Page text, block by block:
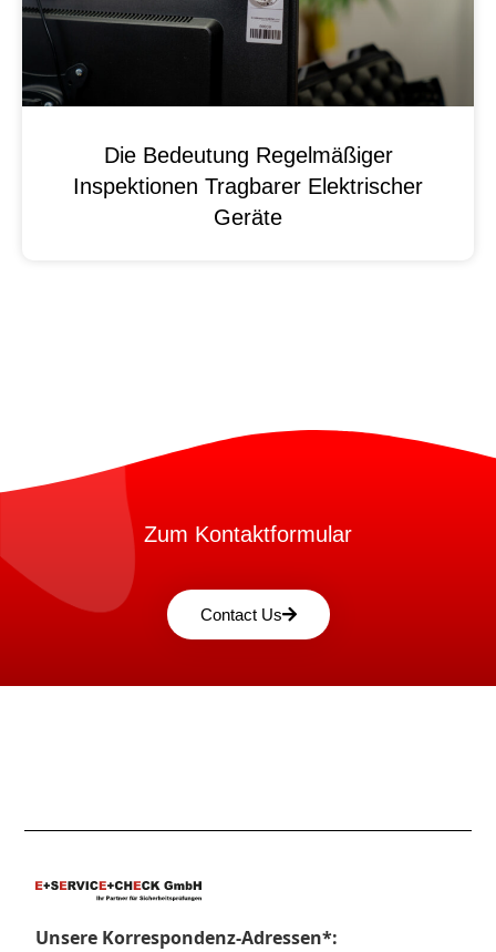
Die Bedeutung Regelmäßiger
Inspektionen Tragbarer Elektrischer
Geräte
Zum Kontaktformular
Contact Us
Unsere Korrespondenz-Adressen*: